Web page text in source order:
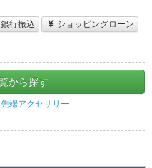
銀行振込
ショッピングローン
から探す
端アクセサリー